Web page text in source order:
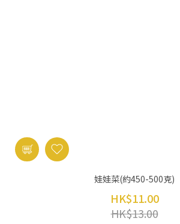
娃娃菜(約450-500克)
HK$11.00
HK$13.00